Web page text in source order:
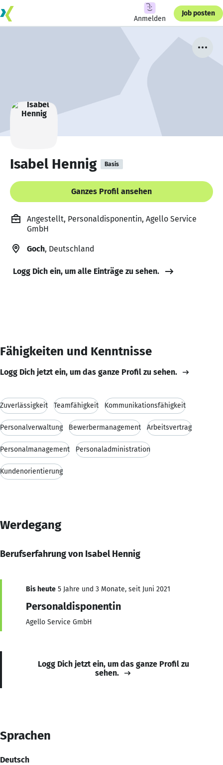
Anmelden
Job posten
Isabel Hennig Basis
Ganzes Profil ansehen
Angestellt, Personaldisponentin, Agello Service
GmbH
Goch, Deutschland
Logg Dich ein, um alle Einträge zu sehen.
Fähigkeiten und Kenntnisse
Logg Dich jetzt ein, um das ganze Profil zu sehen.
Zuverlässigkeit Teamfähigkeit Kommunikationsfähigkeit
Personalverwaltung Bewerbermanagement Arbeitsvertrag
Personalmanagement Personaladministration
Kundenorientierung
Werdegang
Berufserfahrung von Isabel Hennig
Bis heute 5 Jahre und 3 Monate, seit Juni 2021
Personaldisponentin
Agello Service GmbH
Logg Dich jetzt ein, um das ganze Profil zu
sehen.
Sprachen
Deutsch